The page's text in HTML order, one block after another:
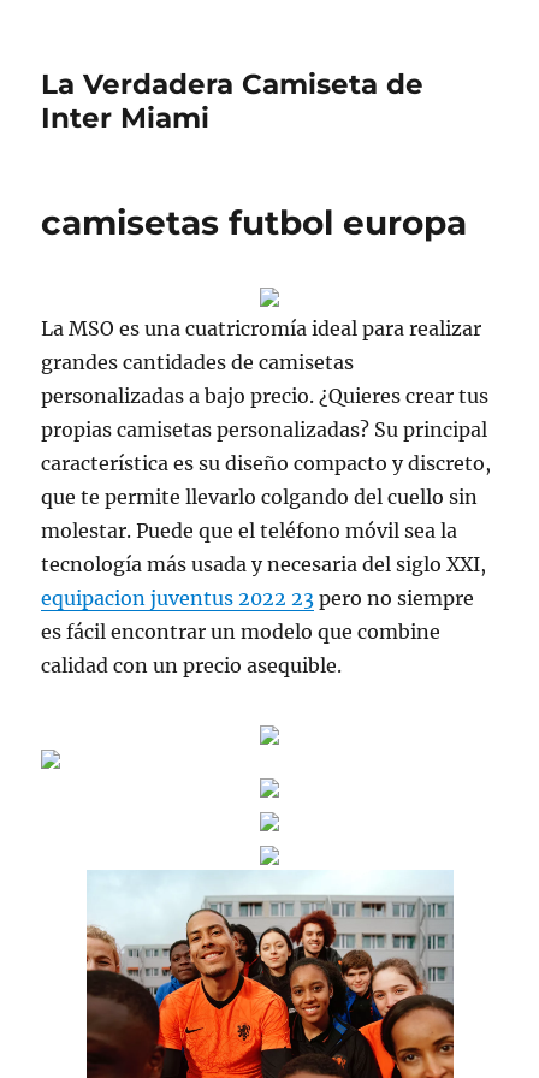
La Verdadera Camiseta de
Inter Miami
camisetas futbol europa
La MSO es una cuatricromía ideal para realizar
grandes cantidades de camisetas
personalizadas a bajo precio. ¿Quieres crear tus
propias camisetas personalizadas? Su principal
característica es su diseño compacto y discreto,
que te permite llevarlo colgando del cuello sin
molestar. Puede que el teléfono móvil sea la
tecnología más usada y necesaria del siglo XXI,
equipacion juventus 2022 23 pero no siempre
es fácil encontrar un modelo que combine
calidad con un precio asequible.